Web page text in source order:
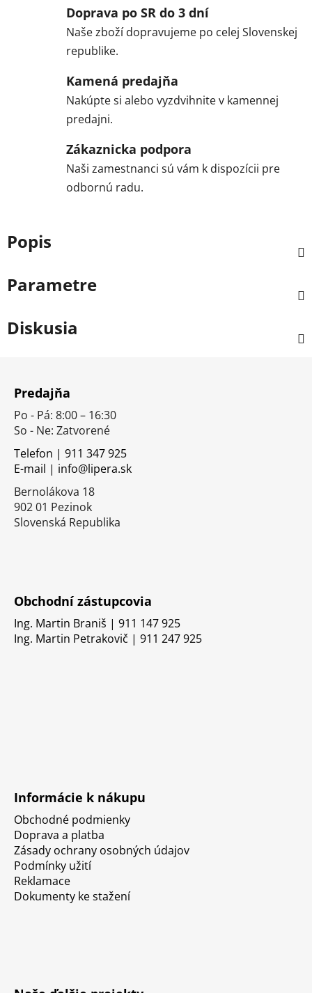
Doprava po SR do 3 dní
Naše zboží dopravujeme po celej Slovenskej
republike.
Kamená predajňa
Nakúpte si alebo vyzdvihnite v kamennej
predajni.
Zákaznicka podpora
Naši zamestnanci sú vám k dispozícii pre
odbornú radu.
Popis
Parametre
Diskusia
Predajňa
Po - Pá: 8:00 – 16:30
So - Ne: Zatvorené
Telefon | 911 347 925
E-mail | info@lipera.sk
Bernolákova 18
902 01 Pezinok
Slovenská Republika
Obchodní zástupcovia
Ing. Martin Braniš | 911 147 925
Ing. Martin Petrakovič | 911 247 925
Informácie k nákupu
Obchodné podmienky
Doprava a platba
Zásady ochrany osobných údajov
Podmínky užití
Reklamace
Dokumenty ke stažení